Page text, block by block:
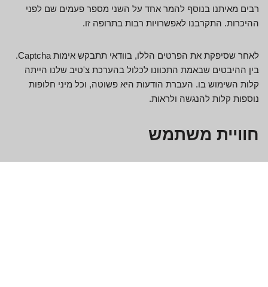
רבים מאיתנו בנוסף להמר אחד על השני מספר פעמים שם לפני
ההיכרות. התקרבנו לאפשרויות רבות בתרופה זו.
לאחר שסיפקת את הפרטים הללו, בוודאי תתבקש אימות Captcha.
בין ההיבטים שבאמת התכוונו לכלול בהערכת צ'טיב שלנו הייתה
קלות השימוש בו. העברת הודעות היא פשוטה, וכל מיני חלופות
נוספות קלות להנגשה ולראות.
חוויית משתמש